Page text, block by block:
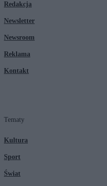
Redakcja
Newsletter
Newsroom
Reklama
Kontakt
Tematy
Kultura
Sport
Świat